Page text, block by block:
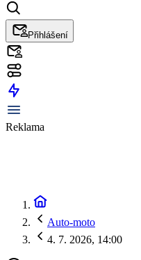
Přihlášení
Reklama
Auto-moto
4. 7. 2026, 14:00